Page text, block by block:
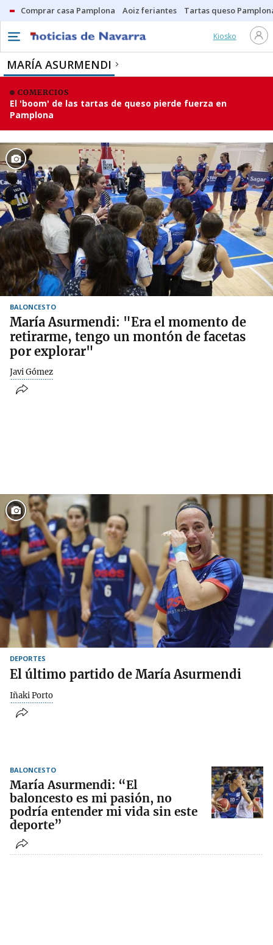
Comprar casa Pamplona Aoiz feriantes Tartas queso
Kiosko
MARÍA ASURMENDI
COMERCIOS
El 'boom' de las tartas de queso pierde fuerza en
Pamplona
BALONCESTO
María Asurmendi: "Era el momento de
retirarme, tengo un montón de facetas
por explorar"
Javi Gómez
DEPORTES
El último partido de María Asurmendi
Iñaki Porto
BALONCESTO
María Asurmendi: “El
baloncesto es mi pasión, no
podría entender mi vida sin este
deporte”